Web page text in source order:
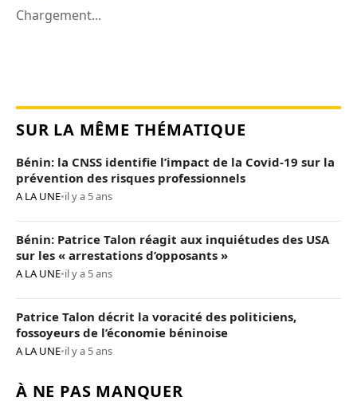
Chargement...
SUR LA MÊME THÉMATIQUE
Bénin: la CNSS identifie l’impact de la Covid-19 sur la
prévention des risques professionnels
A LA UNE•il y a 5 ans
Bénin: Patrice Talon réagit aux inquiétudes des USA
sur les « arrestations d’opposants »
A LA UNE•il y a 5 ans
Patrice Talon décrit la voracité des politiciens,
fossoyeurs de l’économie béninoise
A LA UNE•il y a 5 ans
À NE PAS MANQUER